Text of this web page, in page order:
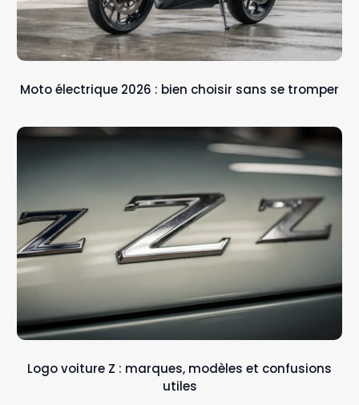
Moto électrique 2026 : bien choisir sans se tromper
Logo voiture Z : marques, modèles et confusions
utiles